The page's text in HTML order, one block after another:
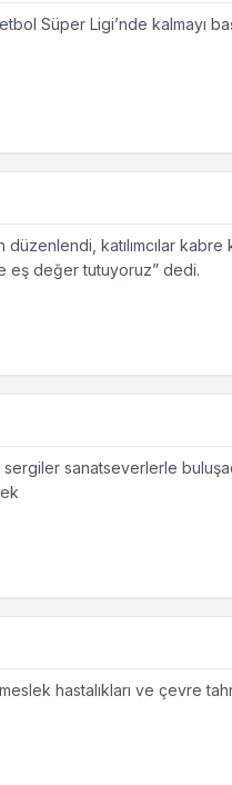
Süper Ligi’nde kalmayı
katılımcılar kabre
eş değer tutuyoruz” dedi.
sergiler sanatseverlerle
hastalıkları ve çevre